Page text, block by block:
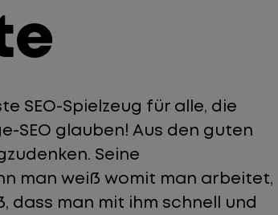
SEO-Spielzeug für alle, die
SEO glauben! Aus den guten
Seine
man weiß womit man arbeitet,
dass man mit ihm schnell und